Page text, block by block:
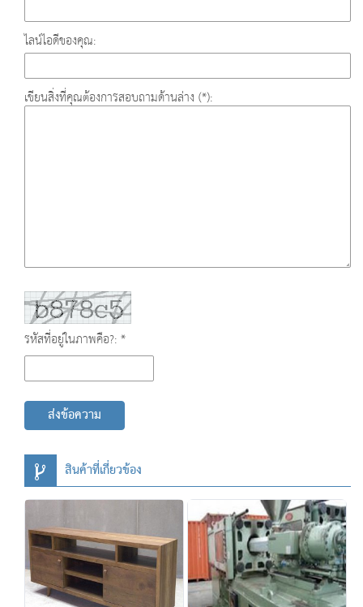
ไลน์ไอดีของคุณ:
เขียนสิ่งที่คุณต้องการสอบถามด้านล่าง (*):
รหัสที่อยู่ในภาพคือ?: *
ส่งข้อความ
สินค้าที่เกี่ยวข้อง